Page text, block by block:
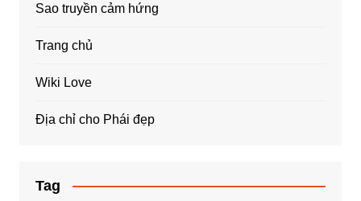
Sao truyền cảm hứng
Trang chủ
Wiki Love
Địa chỉ cho Phái đẹp
Tag